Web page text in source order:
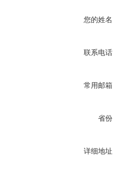
您的姓名
联系电话
常用邮箱
省份
详细地址